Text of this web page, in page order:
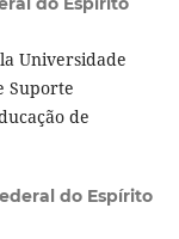
Universidade
Suporte
de
do Espírito